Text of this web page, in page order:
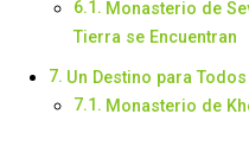
Monasterio de
Tierra se Encuentran
Un Destino para Todos
Monasterio de